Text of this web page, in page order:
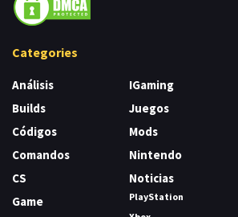
Categories
Análisis
Builds
Códigos
Comandos
CS
Game
IGaming
Juegos
Mods
Nintendo
Noticias
PlayStation